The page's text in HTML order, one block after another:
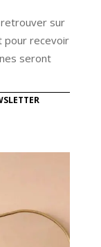
sur
pour recevoir
seront